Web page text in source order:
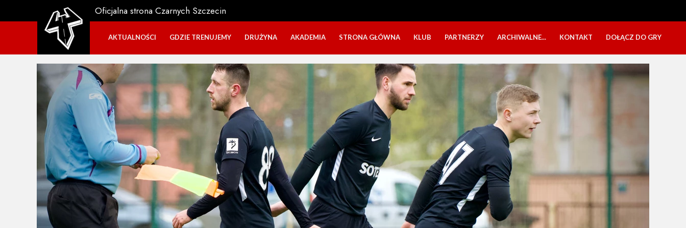
Oficjalna strona Czarnych Szczecin
AKTUALNOŚCI GDZIE TRENUJEMY DRUŻYNA
DOŁĄCZ DO GRY
AKADEMIA
SZTAB TRENERSKI
OPINIE RODZICÓW O OBOZACH
STRONA GŁÓWNA KLUB PARTNERZY ARCHIWALNE...
PÓŁKOLONIE 2025
SBO 2023
CZARNI W MEDIACH
KADRA 2006
FESTYN CHARYTATYWNY
CZAS NA DZIEWCZYNY
OBÓZ W ZATONIU 2020
KONTAKT DOŁĄCZ DO GRY
NABÓR SENIORÓW